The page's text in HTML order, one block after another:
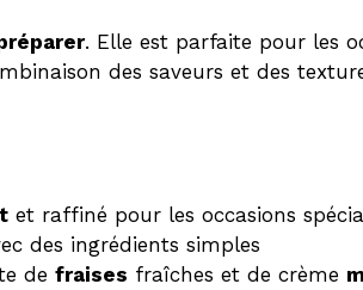
. Elle est parfaite pour les
des saveurs et des
et raffiné pour les occasions
des ingrédients simples
de fraises fraîches et de crème